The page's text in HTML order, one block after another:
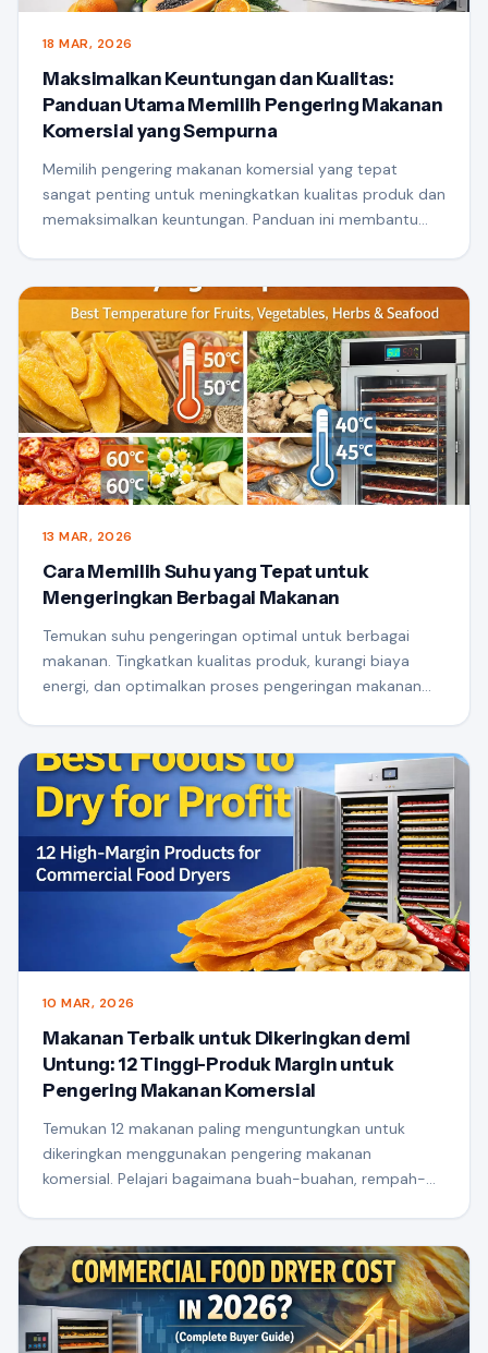
18 MAR, 2026
Maksimalkan Keuntungan dan Kualitas:
Panduan Utama Memilih Pengering Makanan
Komersial yang Sempurna
Memilih pengering makanan komersial yang tepat
sangat penting untuk meningkatkan kualitas produk dan
memaksimalkan keuntungan. Panduan ini membantu
sehingga Anda dapat memilih solusi pengeringan
terbaik untuk bisnis Anda dan mencapai hasil yang
konsisten dan tinggi.-hasilnilai.
13 MAR, 2026
Cara Memilih Suhu yang Tepat untuk
Mengeringkan Berbagai Makanan
Temukan suhu pengeringan optimal untuk berbagai
makanan. Tingkatkan kualitas produk, kurangi biaya
energi, dan optimalkan proses pengeringan makanan
10 MAR, 2026
Makanan Terbaik untuk Dikeringkan demi
Untung: 12 Tinggi-Produk Margin untuk
Pengering Makanan Komersial
Temukan 12 makanan paling menguntungkan untuk
dikeringkan menggunakan pengering makanan
komersial. Pelajari bagaimana buah-buahan, rempah-
makanan yang menguntungkan.